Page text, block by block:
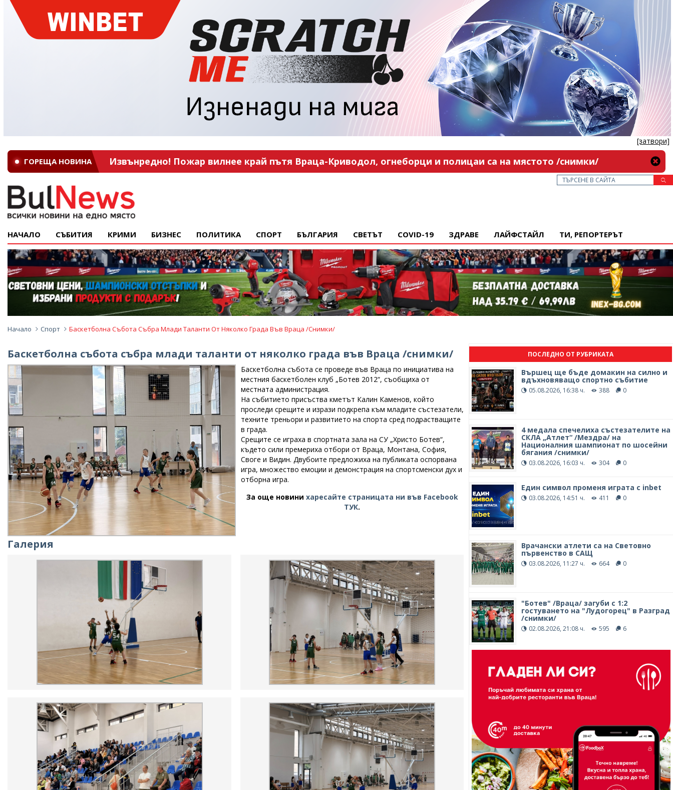
[затвори]
ГОРЕЩА НОВИНА Извънредно! Пожар вилнее край пътя Враца-Криводол, огнеборци и полицаи са на мястото /снимки/
НАЧАЛО СЪБИТИЯ КРИМИ БИЗНЕС ПОЛИТИКА СПОРТ БЪЛГАРИЯ СВЕТЪТ COVID-19 ЗДРАВЕ ЛАЙФСТАЙЛ ТИ, РЕПОРТЕРЪТ
Начало Спорт Баскетболна Събота Събра Млади Таланти От Няколко Града Във Враца /снимки/
Баскетболна събота събра млади таланти от няколко града във Враца /снимки/
Баскетболна събота се проведе във Враца по инициатива на
местния баскетболен клуб „Ботев 2012“, съобщиха от
местната администрация.
На събитието присъства кметът Калин Каменов, който
проследи срещите и изрази подкрепа към младите състезатели,
техните треньори и развитието на спорта сред подрастващите
в града.
Срещите се играха в спортната зала на СУ „Христо Ботев“,
където сили премериха отбори от Враца, Монтана, София,
Своге и Видин. Двубоите предложиха на публиката оспорвана
игра, множество емоции и демонстрация на спортсменски дух и
отборна игра.
За още новини харесайте страницата ни във Facebook
ТУК.
Галерия
ПОСЛЕДНО ОТ РУБРИКАТА
Вършец ще бъде домакин на силно и
вдъхновяващо спортно събитие
05.08.2026, 16:38 ч. 388 0
4 медала спечелиха състезателите на
СКЛА „Атлет“ /Мездра/ на
Националния шампионат по шосейни
бягания /снимки/
03.08.2026, 16:03 ч. 304 0
Един символ променя играта с inbet
03.08.2026, 14:51 ч. 411 0
Врачански атлети са на Световно
първенство в САЩ
03.08.2026, 11:27 ч. 664 0
"Ботев" /Враца/ загуби с 1:2
гостуването на "Лудогорец" в Разград
/снимки/
02.08.2026, 21:08 ч. 595 6